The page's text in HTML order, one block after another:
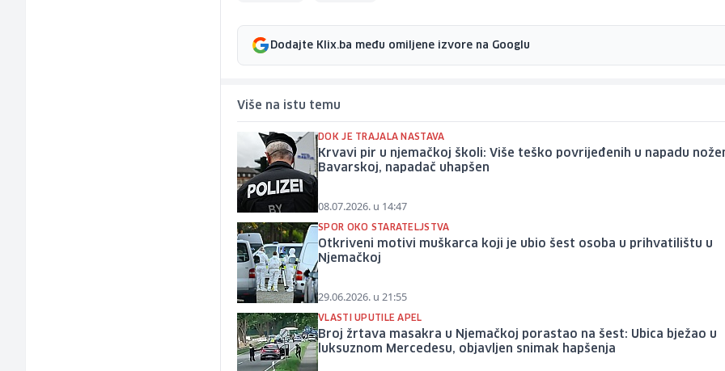
Dodajte Klix.ba među omiljene izvore na Googlu
Više na istu temu
DOK JE TRAJALA NASTAVA
Krvavi pir u njemačkoj školi: Više teško povrijeđenih u napadu
Bavarskoj, napadač uhapšen
08.07.2026. u 14:47
SPOR OKO STARATELJSTVA
Otkriveni motivi muškarca koji je ubio šest osoba u prihvatilištu u
Njemačkoj
29.06.2026. u 21:55
VLASTI UPUTILE APEL
Broj žrtava masakra u Njemačkoj porastao na šest: Ubica bježao u
luksuznom Mercedesu, objavljen snimak hapšenja